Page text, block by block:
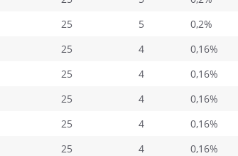
25 5
0,2%
25 4
0,16%
25 4
0,16%
25 4
0,16%
25 4
0,16%
25 4
0,16%